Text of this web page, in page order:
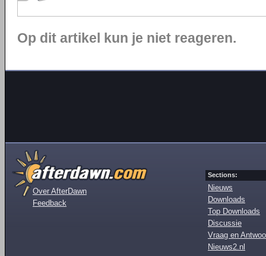
Op dit artikel kun je niet reageren.
Over AfterDawn
Feedback
Sections:
Nieuws
Downloads
Top Downloads
Discussie
Vraag en
Nieuws2.nl